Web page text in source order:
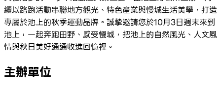
續以路跑活動串聯地方觀光、特色產業與慢城生活美學，打造
專屬於池上的秋季運動品牌。誠摯邀請您於10月3日週末來到
池上，一起奔跑田野、感受慢城，把池上的自然風光、人文風
情與秋日美好通通收進回憶裡。
主辦單位